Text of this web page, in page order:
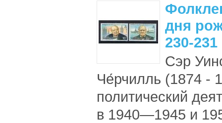
дня
230-231
Сэр
Че́рчилль (1874 -
политический
в 1940—1945 и